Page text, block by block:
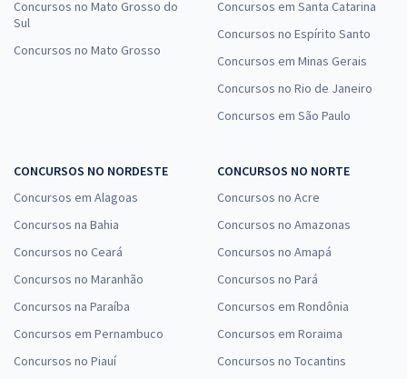
Concursos no Mato Grosso do
Sul
Concursos no Mato Grosso
Concursos em Santa Catarina
Concursos no Espírito Santo
Concursos em Minas Gerais
Concursos no Rio de Janeiro
Concursos em São Paulo
CONCURSOS NO NORDESTE
Concursos em Alagoas
Concursos na Bahia
Concursos no Ceará
Concursos no Maranhão
Concursos na Paraíba
Concursos em Pernambuco
Concursos no Piauí
CONCURSOS NO NORTE
Concursos no Acre
Concursos no Amazonas
Concursos no Amapá
Concursos no Pará
Concursos em Rondônia
Concursos em Roraima
Concursos no Tocantins